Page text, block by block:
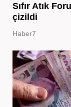
Sıfır Atık
çizildi
Haber7